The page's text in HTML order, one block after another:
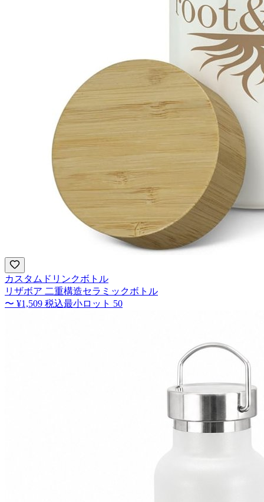
カスタムドリンクボトル
リザボア 二重構造セラミックボトル
〜 ¥1,509 税込最小ロット 50